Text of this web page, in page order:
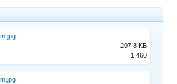
207.8 KB
1,460